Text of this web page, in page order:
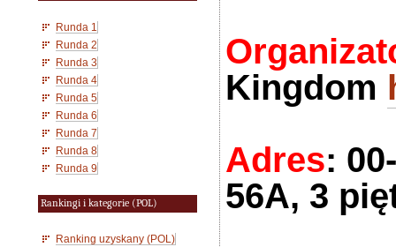
Runda 1
Runda 2
Runda 3
Runda 4
Runda 5
Runda 6
Runda 7
Runda 8
Runda 9
Rankingi i kategorie (POL)
Ranking uzyskany (POL)
Kingdom
Adres:
56A, 3